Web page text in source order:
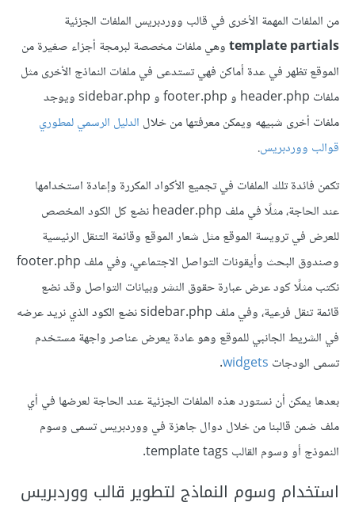
من الملفات المهمة الأخرى في قالب ووردبريس الملفات الجزئية
template partialsوهي ملفات مخصصة لبرمجة أجزاء صغيرة من
الموقع تظهر في عدة أماكن فهي تستدعى في ملفات النماذج الأخرى مثل
ملفات header.php و footer.php و sidebar.php ويوجد
ملفات أخرى شبيهه ويمكن معرفتها من خلال الدليل الرسمي لمطوري
قوالب ووردبريس.
تكمن فائدة تلك الملفات في تجميع الأكواد المكررة وإعادة استخدامها
عند الحاجة، مثلًا في ملف header.php نضع كل الكود المخصص
للعرض في ترويسة الموقع مثل شعار الموقع وقائمة التنقل الرئيسية
وصندوق البحث وأيقونات التواصل الاجتماعي، وفي ملف footer.php
نكتب مثلًا كود عرض عبارة حقوق النشر وبيانات التواصل وقد نضع
قائمة تنقل فرعية، وفي ملف sidebar.php نضع الكود الذي نريد عرضه
في الشريط الجانبي للموقع وهو عادة يعرض عناصر واجهة مستخدم
تسمى الودجات widgets
.
بعدها يمكن أن نستورد هذه الملفات الجزئية عند الحاجة لعرضها في أي
ملف ضمن قالبنا من خلال دوال جاهزة في ووردبريس تسمى وسوم
النموذج أو وسوم القالب template tags.
استخدام وسوم النماذج لتطوير قالب ووردبريس